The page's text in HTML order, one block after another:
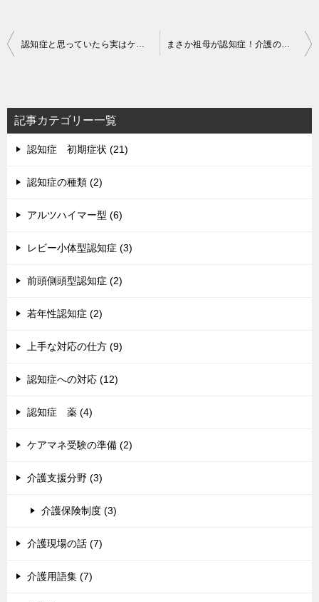
投
ビ
ゲ
ー
シ
記事カテゴリー一覧
認知症 初期症状 (21)
認知症の種類 (2)
アルツハイマー型 (6)
レビー小体型認知症 (3)
前頭側頭型認知症 (2)
若年性認知症 (2)
上手な対応の仕方 (9)
認知症への対応 (12)
認知症 薬 (4)
ケアマネ受験の準備 (2)
介護支援分野 (3)
介護保険制度 (3)
介護現場の話 (7)
介護用語集 (7)